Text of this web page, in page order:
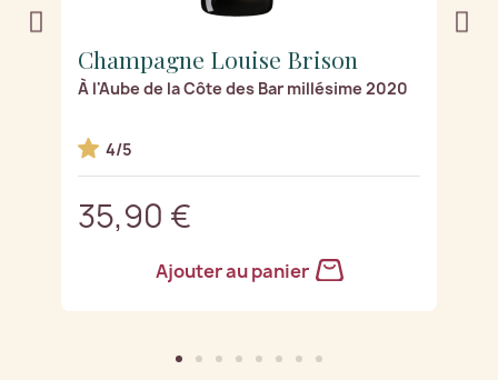
Champagne Louise Brison
À l'Aube de la Côte des Bar millésime 2020
4/5
35,90 €
Ajouter au panier